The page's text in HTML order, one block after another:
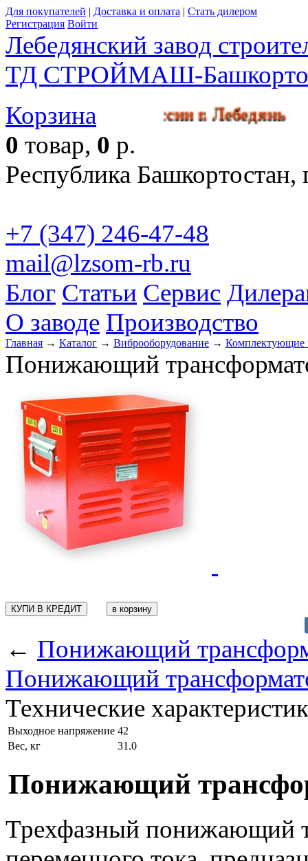
Для покупателей | Доставка и оплата | Стать дилером
Регистрация Войти
Лебедянский завод
ТД СТРОЙМАШ-
в России г.
Корзина
0 товар, 0 р.
Республика
+7 (347) 246-47-48
mail@lzsom-rb.ru
Блог Статьи Сервис
О заводе Производство
Главная → Каталог → Виброоборудование → Комплектующие
Понижающий
КУПИ В КРЕДИТ
← Понижающий
Понижающий
Технические
Выходное напряжение 42
Вес, кг
31.0
Понижающий
Трехфазный понижающий